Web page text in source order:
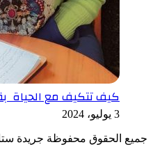
كيف تتكيف مع الحياة
3 يوليو، 2024
جميع الحقوق محفوظة جريدة ستات